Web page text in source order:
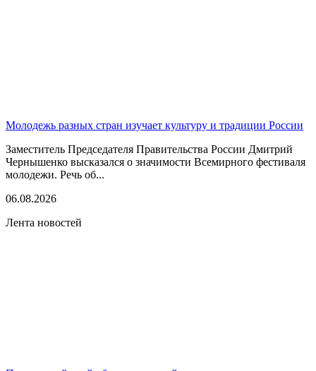
Молодежь разных стран изучает культуру и традиции России
Заместитель Председателя Правительства России Дмитрий
Чернышенко высказался о значимости Всемирного фестиваля
молодежи. Речь об...
06.08.2026
Лента новостей